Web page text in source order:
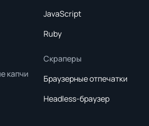
капчи
JavaScript
Ruby
Скраперы
Браузерные отпечатки
Headless-браузер